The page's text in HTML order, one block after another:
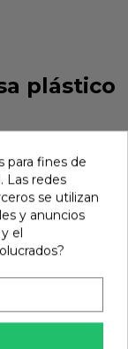
plástico
Ref:
para fines de
Las redes
se utilizan
y anuncios
el